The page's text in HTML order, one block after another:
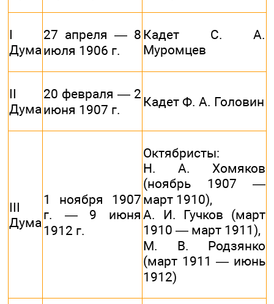
I
Дума
27 апреля — 8
июля 1906 г.
Кадет С. А.
Муромцев
II
Дума
20 февраля — 2
июня 1907 г.
Кадет Ф. А. Головин
III
Дума
1 ноября 1907
г. — 9 июня
1912 г.
Октябристы:
Н. А. Хомяков
(ноябрь 1907 —
март 1910),
А. И. Гучков (март
1910 — март 1911),
М. В. Родзянко
(март 1911 — июнь
1912)